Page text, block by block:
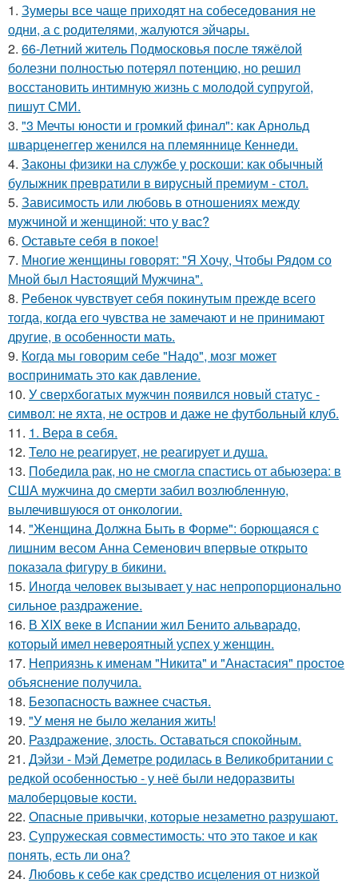
1. Зумеры все чаще приходят на собеседования не
одни, а с родителями, жалуются эйчары.
2. 66-Летний житель Подмосковья после тяжёлой
болезни полностью потерял потенцию, но решил
восстановить интимную жизнь с молодой супругой,
пишут СМИ.
3. "3 Мечты юности и громкий финал": как Арнольд
шварценеггер женился на племяннице Кеннеди.
4. Законы физики на службе у роскоши: как обычный
булыжник превратили в вирусный премиум - стол.
5. Зависимость или любовь в отношениях между
мужчиной и женщиной: что у вас?
6. Оставьте себя в покое!
7. Многие женщины говорят: "Я Хочу, Чтобы Рядом со
Мной был Настоящий Мужчина".
8. Peбенок чувствует себя покинутым прежде всего
тогда, когда его чувства не замечают и не принимают
другие, в особенности мать.
9. Когда мы говорим себе "Надо", мозг может
воспринимать это как давление.
10. У сверхбогатых мужчин появился новый статус -
символ: не яхта, не остров и даже не футбольный клуб.
11. 1. Bеpa в себя.
12. Тело не реагирует, не реагирует и душа.
13. Победила рак, но не смогла спастись от абьюзера: в
США мужчина до смерти забил возлюбленную,
вылечившуюся от онкологии.
14. "Женщина Должна Быть в Форме": борющаяся с
лишним весом Анна Семенович впервые открыто
показала фигуру в бикини.
15. Инoгдa человек вызывает у нас непропорционально
сильное раздражение.
16. В XIX веке в Испании жил Бенито альварадо,
который имел невероятный успех у женщин.
17. Неприязнь к именам "Никита" и "Анастасия" простое
объяснение получила.
18. Безопасность важнее счастья.
19. "У меня не было желания жить!
20. Раздражение, злость. Оставаться спокойным.
21. Дэйзи - Мэй Деметре родилась в Великобритании с
редкой особенностью - у неё были недоразвиты
малоберцовые кости.
22. Опасные привычки, которые незаметно разрушают.
23. Супружеская совместимость: что это такое и как
понять, есть ли она?
24. Любовь к себе как средство исцеления от низкой